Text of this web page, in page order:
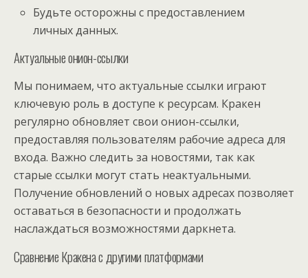
Будьте осторожны с предоставлением
личных данных.
Актуальные онион-ссылки
Мы понимаем, что актуальные ссылки играют
ключевую роль в доступе к ресурсам. Кракен
регулярно обновляет свои онион-ссылки,
предоставляя пользователям рабочие адреса для
входа. Важно следить за новостями, так как
старые ссылки могут стать неактуальными.
Получение обновлений о новых адресах позволяет
оставаться в безопасности и продолжать
наслаждаться возможностями даркнета.
Сравнение Кракена с другими платформами